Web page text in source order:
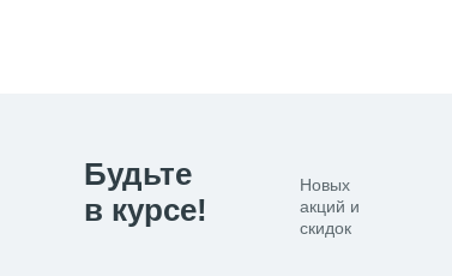
Будьте
в курсе!
Новых
акций и
скидок